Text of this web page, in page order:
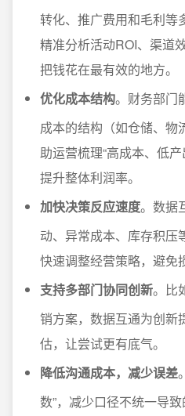
转化、推广费用和毛利等
精准分析活动ROI、渠道
把钱花在最有效的地方。
优化成本结构。财务部门
成本的结构（如仓储、物
助运营梳理“高成本、低产
提升整体利润率。
加快决策反应速度。数据
动、异常成本、库存积压
快速调整经营策略，避免
支持多部门协同创新。比
销方案，数据互通为创新
估，让尝试更有底气。
降低沟通成本，减少误差
数”，减少口径不统一导